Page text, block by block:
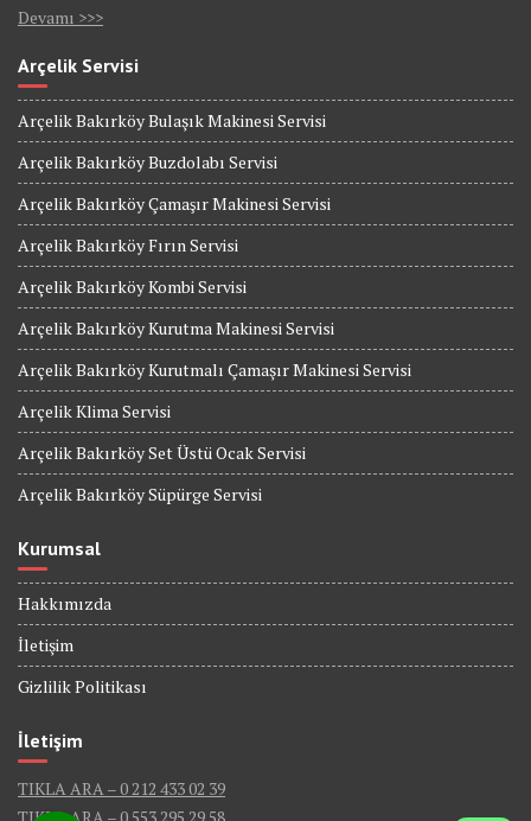
Devamı >>>
Arçelik Servisi
Arçelik Bakırköy Bulaşık Makinesi Servisi
Arçelik Bakırköy Buzdolabı Servisi
Arçelik Bakırköy Çamaşır Makinesi Servisi
Arçelik Bakırköy Fırın Servisi
Arçelik Bakırköy Kombi Servisi
Arçelik Bakırköy Kurutma Makinesi Servisi
Arçelik Bakırköy Kurutmalı Çamaşır Makinesi Servisi
Arçelik Klima Servisi
Arçelik Bakırköy Set Üstü Ocak Servisi
Arçelik Bakırköy Süpürge Servisi
Kurumsal
Hakkımızda
İletişim
Gizlilik Politikası
İletişim
TIKLA ARA – 0 212 433 02 39